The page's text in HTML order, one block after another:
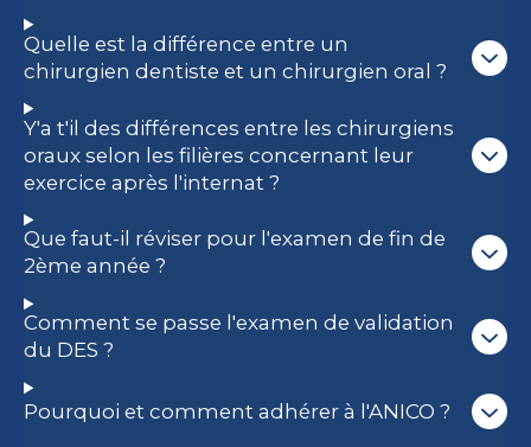
Quelle est la différence entre un
chirurgien dentiste et un chirurgien oral ?
Y'a t'il des différences entre les chirurgiens
oraux selon les filières concernant leur
exercice après l'internat ?
Que faut-il réviser pour l'examen de fin de
2ème année ?
Comment se passe l'examen de validation
du DES ?
Pourquoi et comment adhérer à l'ANICO ?